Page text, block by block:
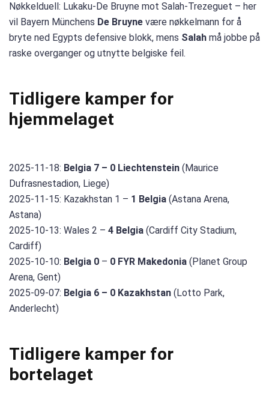
Nøkkelduell: Lukaku-De Bruyne mot Salah-Trezeguet – her
vil Bayern Münchens De Bruyne være nøkkelmann for å
bryte ned Egypts defensive blokk, mens Salah må jobbe på
raske overganger og utnytte belgiske feil.
Tidligere kamper for
hjemmelaget
2025-11-18: Belgia 7 – 0 Liechtenstein (Maurice
Dufrasnestadion, Liege)
2025-11-15: Kazakhstan 1 – 1 Belgia (Astana Arena,
Astana)
2025-10-13: Wales 2 – 4 Belgia (Cardiff City Stadium,
Cardiff)
2025-10-10: Belgia 0 – 0 FYR Makedonia (Planet Group
Arena, Gent)
2025-09-07: Belgia 6 – 0 Kazakhstan (Lotto Park,
Anderlecht)
Tidligere kamper for
bortelaget